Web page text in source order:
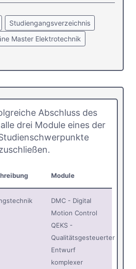
Studiengangsverzeichnis
Master Elektrotechnik
Abschluss des
drei Module eines der
Module
DMC - Digital
Motion Control
QEKS -
Qualitätsgesteuerter
Entwurf
komplexer